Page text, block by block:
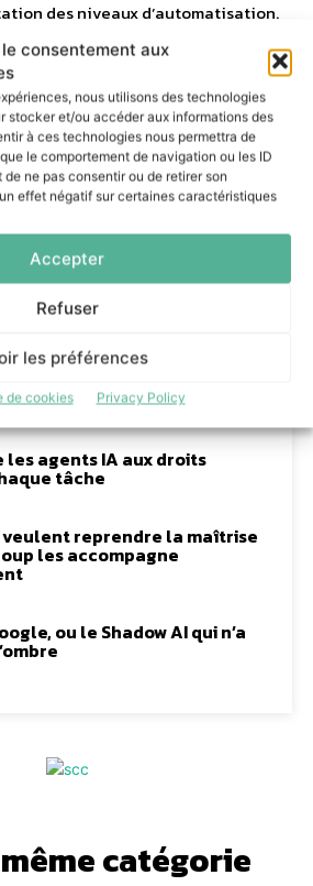
le consentement aux
nous utilisons des technologies
stocker et/ou accéder aux informations des
à ces technologies nous permettra de
le comportement de navigation ou les ID
ne pas consentir ou de retirer son
effet négatif sur certaines caractéristiques
Accepter
Refuser
les préférences
de cookies Privacy Policy
des niveaux d’automatisation.
améliorer les opérations
client. De l’amélioration
à l’automatisation des décisions,
ou l’accélération des flux
possibilités de l’IA dans ce secteur
illimitées.
les agents IA aux droits
tâche
reprendre la maîtrise
les accompagne
ou le Shadow AI qui n’a
catégorie